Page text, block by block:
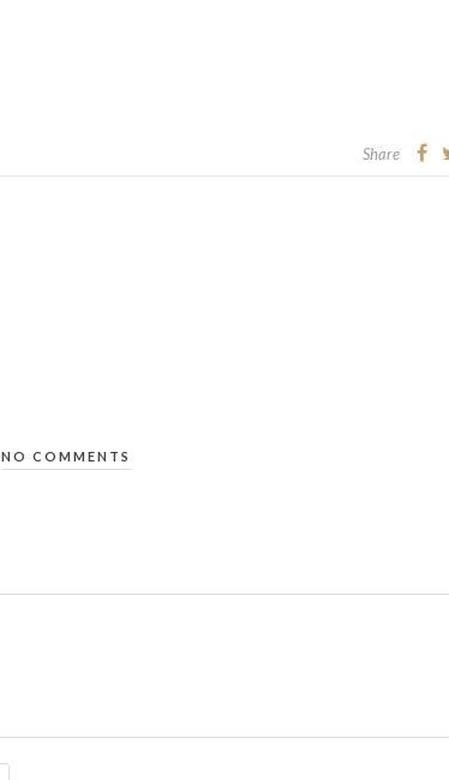
Share
NO COMMENTS